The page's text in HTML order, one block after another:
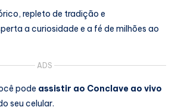
repleto de tradição e
a curiosidade e a fé de milhões ao
ADS
pode assistir ao Conclave ao vivo
seu celular.